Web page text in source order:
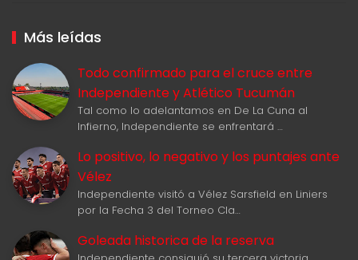
Más leídas
Todo confirmado para el cruce entre
Independiente y Atlético Tucumán
Tal como lo adelantamos en De La Cuna al
Infierno, Independiente se enfrentará …
Lo positivo, lo negativo y los puntajes ante
Vélez
Independiente visitó a Vélez Sarsfield en Liniers
por la Fecha 3 del Torneo Cla…
Goleada historica de la reserva